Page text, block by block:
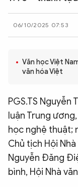
VĂN HÓA - THỂ
BẠN ĐỌC & CAND
ĐA PHƯƠNG TIỆN
06/10/2025 07:53
Văn học Việt
văn hóa Việt
PGS.TS Nguyễn
luận Trung
học nghệ thuật;
Chủ tịch Hội
Nguyễn Đăng
bình, Hội Nhà